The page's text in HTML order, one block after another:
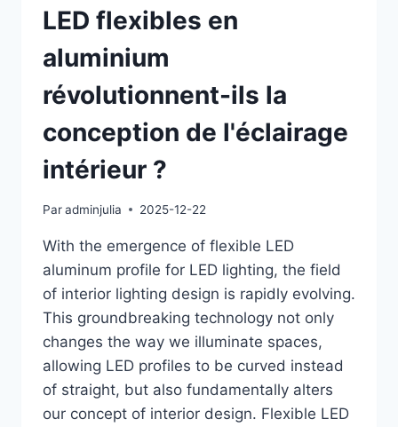
LED flexibles en
aluminium
révolutionnent-ils la
conception de l'éclairage
intérieur ?
Paradminjulia 2025-12-22
With the emergence of flexible LED
aluminum profile for LED lighting, the field
of interior lighting design is rapidly evolving.
This groundbreaking technology not only
changes the way we illuminate spaces,
allowing LED profiles to be curved instead
of straight, but also fundamentally alters
our concept of interior design. Flexible LED